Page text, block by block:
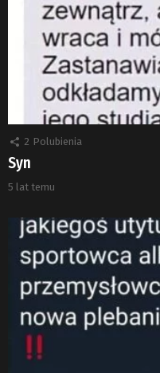
2 Polubienia
Syn
5 lat temu